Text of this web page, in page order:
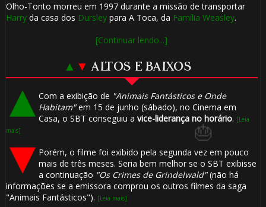
Olho-Tonto morreu em 1997 durante a missão de transportar
Harryda casa dos Dursleypara A Toca, da Família Weasley.
[Continuar lendo...]
▲ ▼ ALTOS E BAIXOS
Com a exibição de "Animais Fantásticos e Onde
Habitam"em 15 de junho (sábado), no Cinema em
Casa, o SBT conseguiu a vice-liderança no horário. [Leia
mais]
Porém, o filme foi exibido pela segunda vez em pouco
mais de três meses. Seria bem melhor se o SBT exibisse
a continuação "Os Crimes de Grindelwald"(não há
informações se a emissora comprou os outros filmes da saga
"Animais Fantásticos"). [Leia mais]